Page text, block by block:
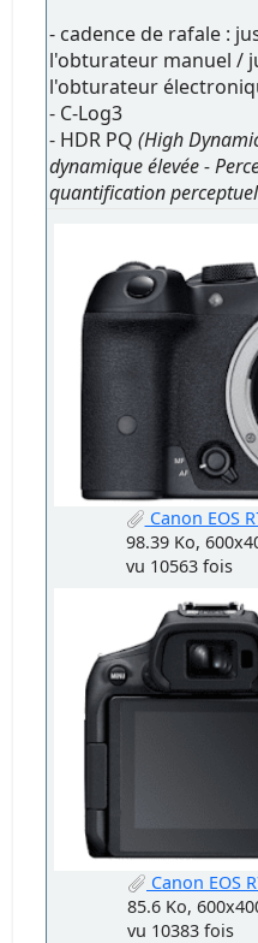
- cadence de rafale :
l'obturateur manuel /
l'obturateur
- C-Log3
- HDR PQ(High
dynamique élevée -
quantification
Canon EOS
98.39 Ko,
vu 10563 fois
Canon EOS
85.6 Ko,
vu 10383 fois